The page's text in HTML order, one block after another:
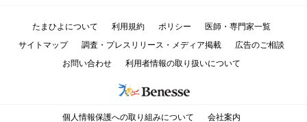
たまひよについて 利用規約 ポリシー
医師・専門家一覧
サイトマップ
調査・プレスリリース・メディア掲載
広告のご相談
お問い合わせ
利用者情報の取り扱いについて
個人情報保護への取り組みについて 会社案内